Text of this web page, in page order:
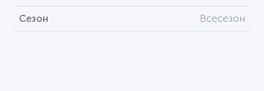
Сезон Всесезон